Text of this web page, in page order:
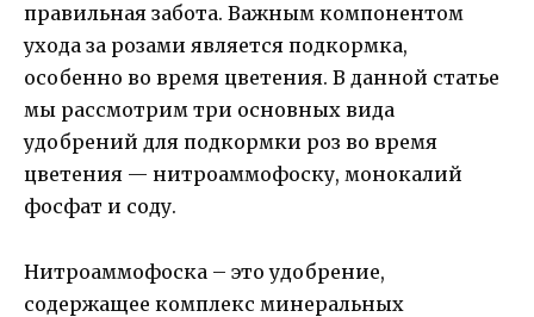
правильная забота. Важным компонентом
ухода за розами является подкормка,
особенно во время цветения. В данной статье
мы рассмотрим три основных вида
удобрений для подкормки роз во время
цветения — нитроаммофоску, монокалий
фосфат и соду.
Нитроаммофоска – это удобрение,
содержащее комплекс минеральных